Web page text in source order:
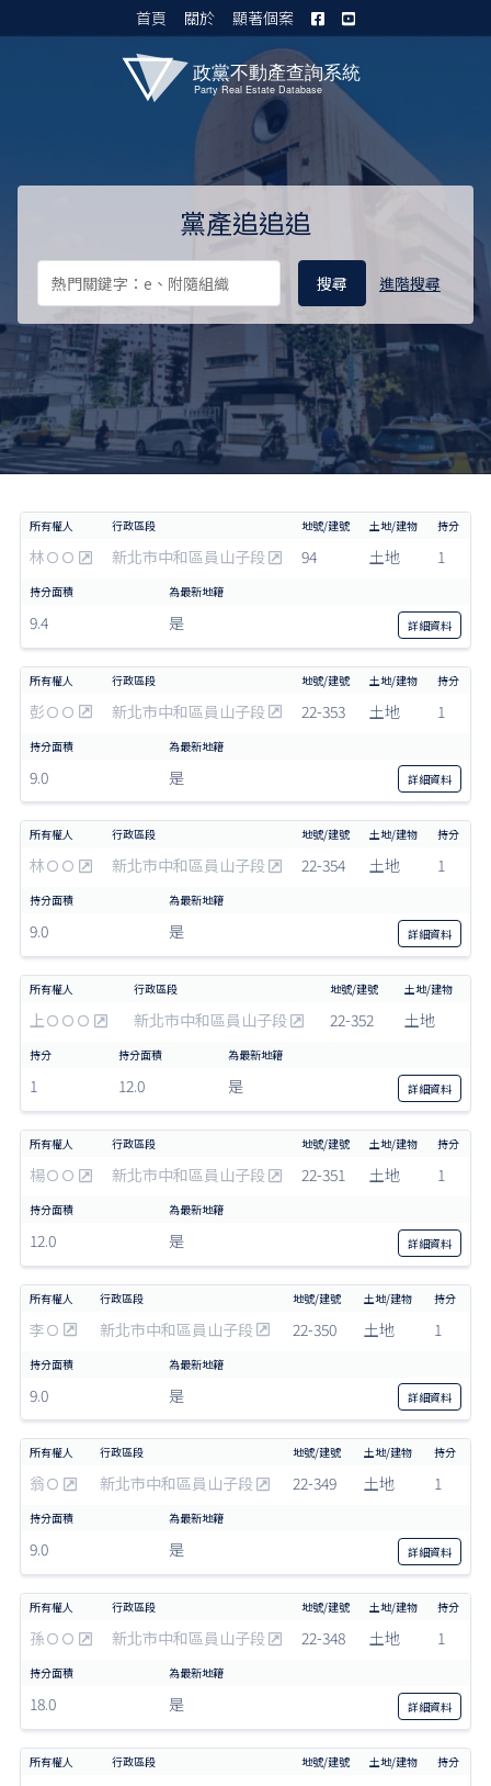
首頁 關於 顯著個案
黨產追追追
進階搜尋
林ＯＯ 新北市中和區員山子段 94 土地 1
9.4 是 詳細資料
彭ＯＯ 新北市中和區員山子段 22-353 土地 1
9.0 是 詳細資料
林ＯＯ 新北市中和區員山子段 22-354 土地 1
9.0 是 詳細資料
上ＯＯＯ 新北市中和區員山子段 22-352 土地
1 12.0 是 詳細資料
楊ＯＯ 新北市中和區員山子段 22-351 土地 1
12.0 是 詳細資料
李Ｏ 新北市中和區員山子段 22-350 土地 1
9.0 是 詳細資料
翁Ｏ 新北市中和區員山子段 22-349 土地 1
9.0 是 詳細資料
孫ＯＯ 新北市中和區員山子段 22-348 土地 1
18.0 是 詳細資料